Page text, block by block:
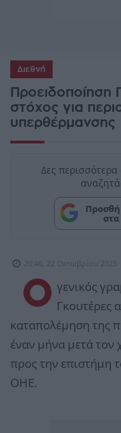
Διεθνή
Προειδοποίηση
στόχος για
υπερθέρμανσης
Δες
20:46, 22 Οκτωβρίου 2025
Ο γενικός
Γκουτέρες
καταπολέμηση της
έναν μήνα μετά
προς την επιστήμη
ΟΗΕ.